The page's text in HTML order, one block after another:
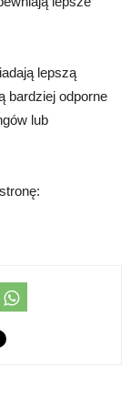
lepszą
bardziej odporne
lub